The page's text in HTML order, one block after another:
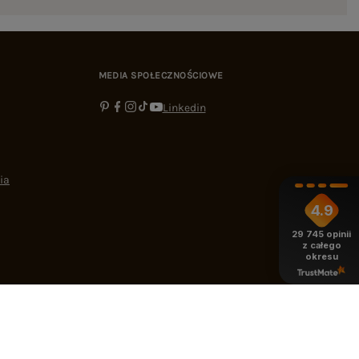
MEDIA SPOŁECZNOŚCIOWE
Linkedin
4.9
29 745 opinii
z całego
okresu